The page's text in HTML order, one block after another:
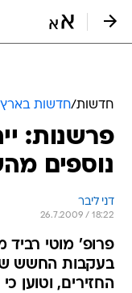
חדשות/חדשות בארץ
פרשנות:
נוספים
דני ליבר
26.7.2009 / 18:22
פרופ' מוטי רביד
החזירים, וטוען